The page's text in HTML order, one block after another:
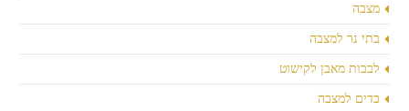
מצבה
בתי נר למצבה
לבבות מאבן לקישוט
כדים למצבה